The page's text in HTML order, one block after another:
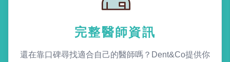
完整醫師資訊
還在靠口碑尋找適合自己的醫師嗎？Dent&Co提供你